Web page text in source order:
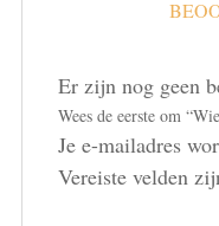
Er zijn nog geen
Wees de eerste om
Je e-mailadres
Vereiste velden